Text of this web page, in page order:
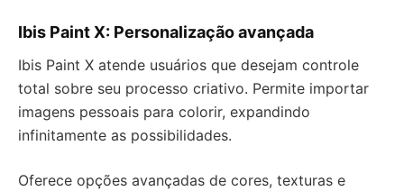
Ibis Paint X: Personalização avançada
Ibis Paint X atende usuários que desejam controle
total sobre seu processo criativo. Permite importar
imagens pessoais para colorir, expandindo
infinitamente as possibilidades.
Oferece opções avançadas de cores, texturas e